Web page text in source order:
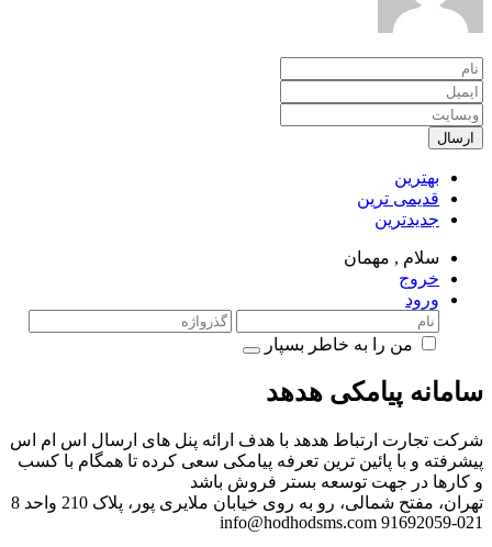
ارسال
بهترین
قدیمی ترین
جدیدترین
سلام , مهمان
خروج
ورود
من را به خاطر بسپار
سامانه پیامکی هدهد
شرکت تجارت ارتباط هدهد با هدف ارائه پنل های ارسال اس ام اس
پیشرفته و با پائین ترین تعرفه پیامکی سعی کرده تا همگام با کسب
و کارها در جهت توسعه بستر فروش باشد
تهران، مفتح شمالی، رو به روی خیابان ملایری پور، پلاک 210 واحد 8
021-91692059
info@hodhodsms.com